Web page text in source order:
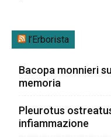
l’Erborista
Bacopa monnieri
memoria
Pleurotus
infiammazione